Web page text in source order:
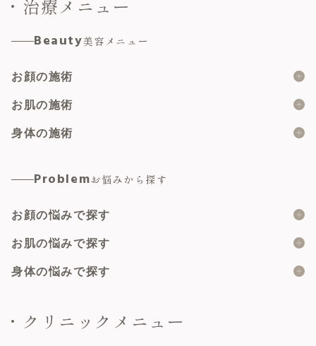
治療メニュー
Beauty美容メニュー
お顔の施術
糸リフト
ショッピングスレッド
顔の脂肪吸引
脂肪注入
二重埋没
サブスクプラン
お肌の施術
ボツリヌス製剤
マイクロボトックス
肌育注射
ピーリング
メソナJ
ハイフ
身体の施術
副皮切除術
陰核包皮術
大陰唇縮小術
美容婦人科総合
Problemお悩みから探す
お顔の悩みで探す
二重の形
目の上のたるみ
鼻の高さ・形
お肌の悩みで探す
ニキビ
肌再生
身体の悩みで探す
女性器の色・黒ずみ
クリニックメニュー